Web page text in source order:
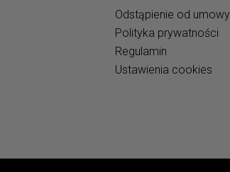
Odstąpienie od umowy
Polityka prywatności
Regulamin
Ustawienia cookies